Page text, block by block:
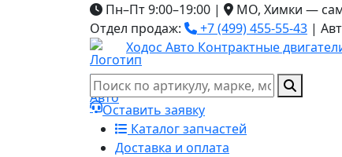
Пн–Пт 9:00–19:00 |
МО, Химки —
Отдел продаж:
+7 (499) 455-55-43 |
Ходос Авто Контрактные
Оставить заявку
Каталог запчастей
Доставка и оплата